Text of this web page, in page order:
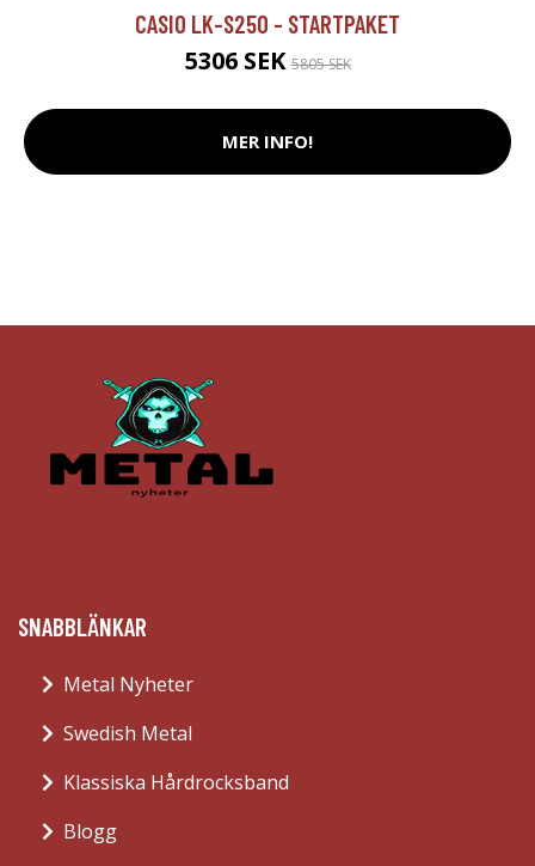
CASIO LK-S250 - STARTPAKET
5306 SEK5805 SEK
MER INFO!
SNABBLÄNKAR
Metal Nyheter
Swedish Metal
Klassiska Hårdrocksband
Blogg